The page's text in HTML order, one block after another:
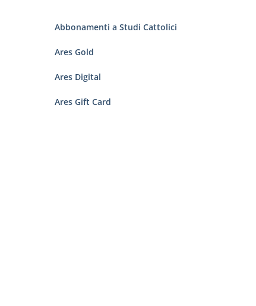
Abbonamenti a Studi Cattolici
Ares Gold
Ares Digital
Ares Gift Card